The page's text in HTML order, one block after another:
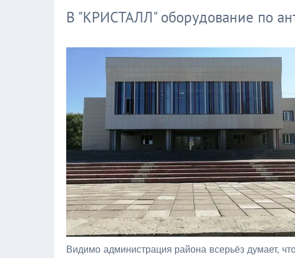
В "КРИСТАЛЛ" оборудование по
Видимо администрация района всерьёз думает,